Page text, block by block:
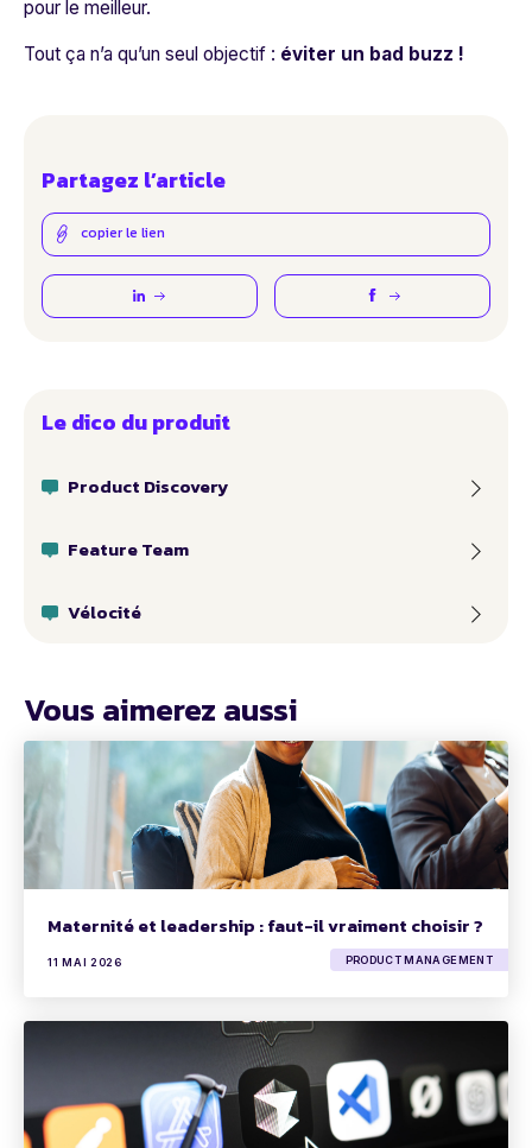
pour le meilleur.
Tout ça n’a qu’un seul objectif : éviter un bad buzz !
Partagez l’article
copier le lien
Le dico du produit
Product Discovery
Feature Team
Vélocité
Vous aimerez aussi
Maternité et leadership : faut-il vraiment choisir ?
11 MAI 2026 PRODUCT MANAGEMENT